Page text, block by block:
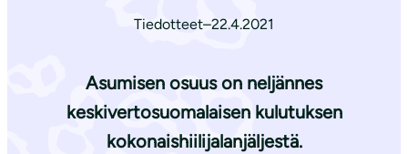
Tiedotteet–22.4.2021
Asumisen osuus on neljännes
keskivertosuomalaisen kulutuksen
kokonaishiilijalanjäljestä.